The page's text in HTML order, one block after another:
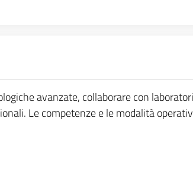
avanzate, collaborare con
Le competenze e le modalità